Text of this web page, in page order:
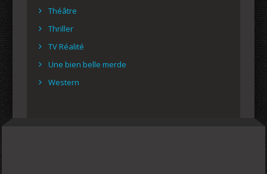
Théâtre
Thriller
TV Réalité
Une bien belle merde
Western